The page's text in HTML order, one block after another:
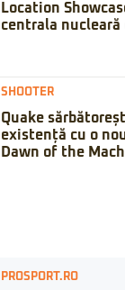
Location
centrala nucleară
SHOOTER
Quake
existență cu o
Dawn of the
PROSPORT.RO